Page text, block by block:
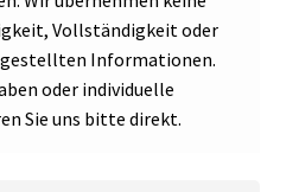
Vollständigkeit oder
Informationen.
oder individuelle
Sie uns bitte direkt.